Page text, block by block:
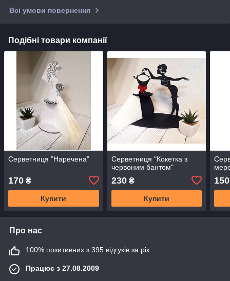
Всі умови повернення
Подібні товари компанії
Серветниця "Наречена"
170 ₴
Купити
Серветниця "Кокетка з
червоним бантом"
230₴
Купити
150
Про нас
100% позитивних з 395 відгуків за рік
Працює з 27.08.2009